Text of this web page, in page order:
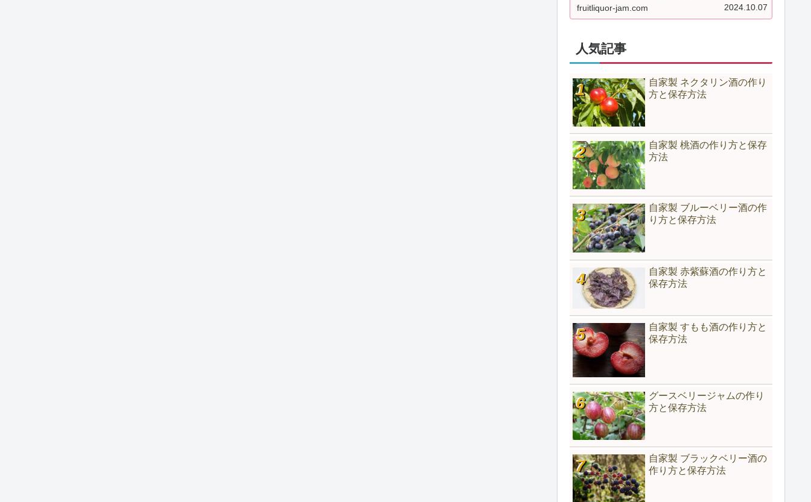
fruitliquor-jam.com 2024.10.07
人気記事
自家製 ネクタリン酒の作り
方と保存方法
自家製 桃酒の作り方と保存
方法
自家製 ブルーベリー酒の作
り方と保存方法
自家製 赤紫蘇酒の作り方と
保存方法
自家製 すもも酒の作り方と
保存方法
グースベリージャムの作り
方と保存方法
自家製 ブラックベリー酒の
作り方と保存方法